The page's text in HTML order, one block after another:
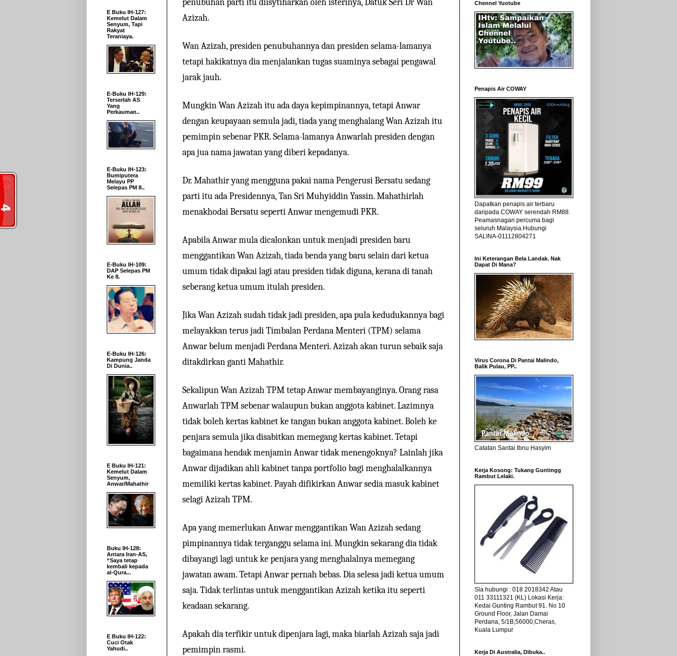
penubuhan parti itu diisytiharkan oleh isterinya, Datuk Seri Dr Wan
Azizah.
Wan Azizah, presiden penubuhannya dan presiden selama-lamanya
tetapi hakikatnya dia menjalankan tugas suaminya sebagai pengawal
jarak jauh.
Mungkin Wan Azizah itu ada daya kepimpinannya, tetapi Anwar
dengan keupayaan semula jadi, tiada yang menghalang Wan Azizah itu
pemimpin sebenar PKR. Selama-lamanya Anwarlah presiden dengan
apa jua nama jawatan yang diberi kepadanya.
Dr. Mahathir yang mengguna pakai nama Pengerusi Bersatu sedang
parti itu ada Presidennya, Tan Sri Muhyiddin Yassin. Mahathirlah
menakhodai Bersatu seperti Anwar mengemudi PKR.
Apabila Anwar mula dicalonkan untuk menjadi presiden baru
menggantikan Wan Azizah, tiada benda yang baru selain dari ketua
umum tidak dipakai lagi atau presiden tidak diguna, kerana di tanah
seberang ketua umum itulah presiden.
Jika Wan Azizah sudah tidak jadi presiden, apa pula kedudukannya bagi
melayakkan terus jadi Timbalan Perdana Menteri (TPM) selama
Anwar belum menjadi Perdana Menteri. Azizah akan turun sebaik saja
ditakdirkan ganti Mahathir.
Sekalipun Wan Azizah TPM tetap Anwar membayanginya. Orang rasa
Anwarlah TPM sebenar walaupun bukan anggota kabinet. Lazimnya
tidak boleh kertas kabinet ke tangan bukan anggota kabinet. Boleh ke
penjara semula jika disabitkan memegang kertas kabinet. Tetapi
bagaimana hendak menjamin Anwar tidak menengoknya? Lainlah jika
Anwar dijadikan ahli kabinet tanpa portfolio bagi menghalalkannya
memiliki kertas kabinet. Payah difikirkan Anwar sedia masuk kabinet
selagi Azizah TPM.
Apa yang memerlukan Anwar menggantikan Wan Azizah sedang
pimpinannya tidak terganggu selama ini. Mungkin sekarang dia tidak
dibayangi lagi untuk ke penjara yang menghalalnya memegang
jawatan awam. Tetapi Anwar pernah bebas. Dia selesa jadi ketua umum
saja. Tidak terlintas untuk menggantikan Azizah ketika itu seperti
keadaan sekarang.
Apakah dia terfikir untuk dipenjara lagi, maka biarlah Azizah saja jadi
pemimpin rasmi.
E Buku IH-127:
Kemelut Dalam
Senyum, Tapi
Rakyat
Teraniaya.
E-Buku IH-129:
Terserlah AS
Yang
Perkauman..
E-Buku IH-123:
Bumiputera
Melayu PP
Selepas PM 8..
E-Buku IH-109:
DAP Selepas PM
Ke 8.
E-Buku IH-126:
Kampung Janda
Di Dunia..
E Buku IH-121:
Kemelut Dalam
Senyum,
Anwar/Mahathir
Buku IH-128:
Antara Iran-AS,
“Saya tetap
kembali kepada
al-Qura...
E Buku IH-122:
Cuci Otak
Yahudi..
Chennel Yuotube
Penapis Air COWAY
Dapatkan penapis air terbaru
daripada COWAY serendah RM88.
Peamasnagan percuma bagi
seluruh Malaysia.Hubungi
SALINA-01112804271
Ini Keterangan Bela Landak. Nak
Dapat Di Mana?
Virus Corona Di Pantai Malindo,
Balik Pulau, PP..
Catatan Santai Ibnu Hasyim
Kerja Kosong: Tukang Guntingg
Rambut Lelaki.
Sla hubungi : 018 2018342 Atau
011 33111321 (KL) Lokasi Kerja:
Kedai Gunting Rambut 91. No 10
Ground Floor, Jalan Damai
Perdana, 5/1B,56000,Cheras,
Kuala Lumpur
Kerja Di Australia, Dibuka..